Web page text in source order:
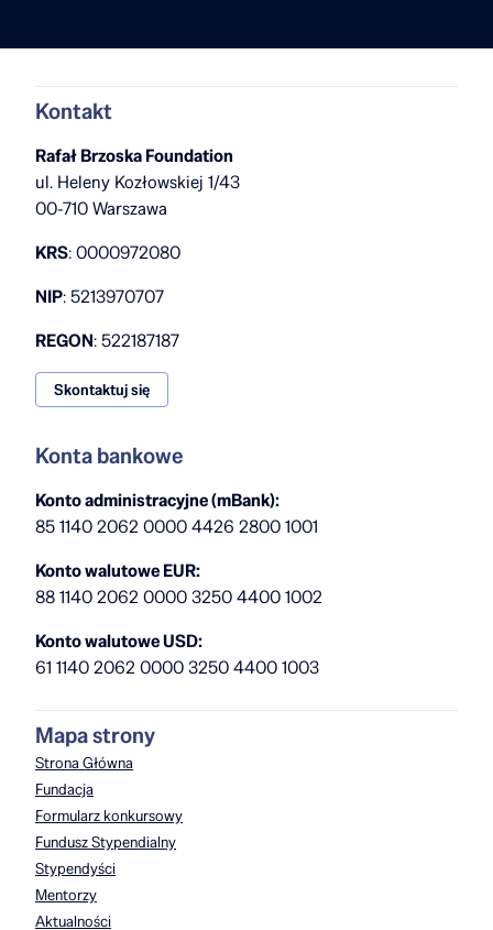
Kontakt
Rafał Brzoska Foundation
ul. Heleny Kozłowskiej 1/43
00-710 Warszawa
KRS: 0000972080
NIP: 5213970707
REGON: 522187187
Skontaktuj się
Konta bankowe
Konto administracyjne (mBank):
85 1140 2062 0000 4426 2800 1001
Konto walutowe EUR:
88 1140 2062 0000 3250 4400 1002
Konto walutowe USD:
61 1140 2062 0000 3250 4400 1003
Mapa strony
Strona Główna
Fundacja
Formularz konkursowy
Fundusz Stypendialny
Stypendyści
Mentorzy
Aktualności